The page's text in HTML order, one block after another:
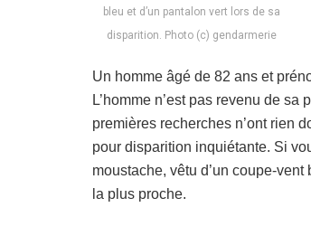
bleu et d’un pantalon vert lors de sa
disparition. Photo (c) gendarmerie
Un homme âgé de 82 ans et
L’homme n’est pas revenu de
premières recherches n’ont rien
pour disparition inquiétante. Si
moustache, vêtu d’un coupe-
la plus proche.